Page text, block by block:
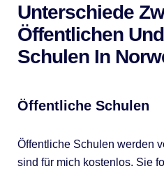
Unterschiede
Öffentlichen
Schulen In
Öffentliche Schulen
Öffentliche Schulen werden
sind für mich kostenlos. Sie